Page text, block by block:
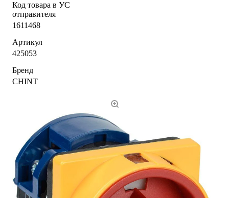
Код товара в УС
отправителя
1611468
Артикул
425053
Бренд
CHINT